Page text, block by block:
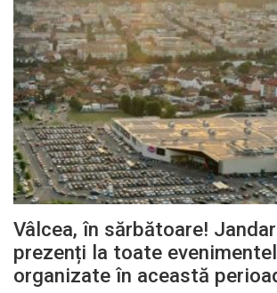
Vâlcea, în sărbătoare!
prezenți la toate
organizate în această